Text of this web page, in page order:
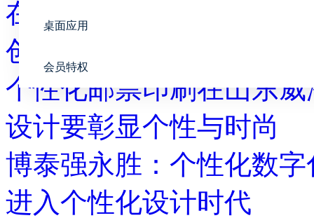
桌面应用
会员特权
在线印刷
创意设计
个性化邮票印刷在山东
设计要彰显个性与时尚
博泰强永胜：个性化数
进入个性化设计时代